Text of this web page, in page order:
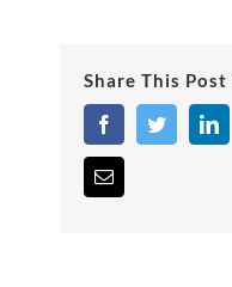
Share This
FacebookTwitter
Email